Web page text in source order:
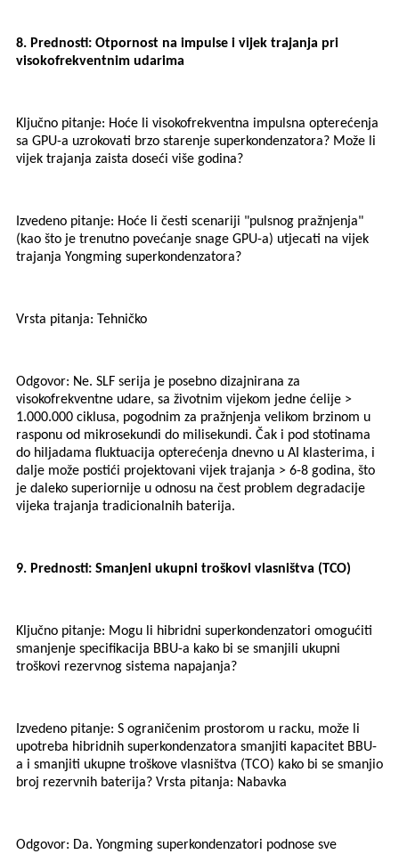
8. Prednosti: Otpornost na impulse i vijek trajanja pri
visokofrekventnim udarima
Ključno pitanje: Hoće li visokofrekventna impulsna opterećenja
sa GPU-a uzrokovati brzo starenje superkondenzatora? Može li
vijek trajanja zaista doseći više godina?
Izvedeno pitanje: Hoće li česti scenariji "pulsnog pražnjenja"
(kao što je trenutno povećanje snage GPU-a) utjecati na vijek
trajanja Yongming superkondenzatora?
Vrsta pitanja: Tehničko
Odgovor: Ne. SLF serija je posebno dizajnirana za
visokofrekventne udare, sa životnim vijekom jedne ćelije >
1.000.000 ciklusa, pogodnim za pražnjenja velikom brzinom u
rasponu od mikrosekundi do milisekundi. Čak i pod stotinama
do hiljadama fluktuacija opterećenja dnevno u AI klasterima, i
dalje može postići projektovani vijek trajanja > 6-8 godina, što
je daleko superiornije u odnosu na čest problem degradacije
vijeka trajanja tradicionalnih baterija.
9. Prednosti: Smanjeni ukupni troškovi vlasništva (TCO)
Ključno pitanje: Mogu li hibridni superkondenzatori omogućiti
smanjenje specifikacija BBU-a kako bi se smanjili ukupni
troškovi rezervnog sistema napajanja?
Izvedeno pitanje: S ograničenim prostorom u racku, može li
upotreba hibridnih superkondenzatora smanjiti kapacitet BBU-
a i smanjiti ukupne troškove vlasništva (TCO) kako bi se smanjio
broj rezervnih baterija? Vrsta pitanja: Nabavka
Odgovor: Da. Yongming superkondenzatori podnose sve